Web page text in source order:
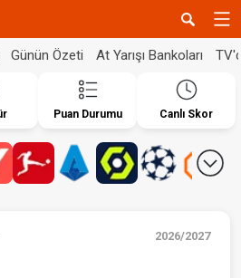
Günün Özeti At Yarışı Bankoları
Puan Durumu Canlı Skor
2026/2027